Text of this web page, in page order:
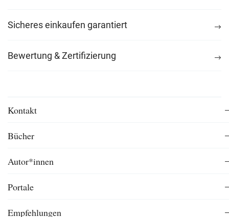
Sicheres einkaufen garantiert
Bewertung & Zertifizierung
Kontakt
Bücher
Autor*innen
Portale
Empfehlungen